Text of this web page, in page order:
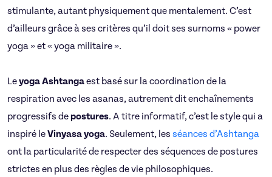
stimulante, autant physiquement que mentalement. C’est
d’ailleurs grâce à ses critères qu’il doit ses surnoms « power
yoga » et « yoga militaire ».
Leyoga Ashtangaest basé sur la coordination de la
respiration avec les asanas, autrement dit enchaînements
progressifs depostures. A titre informatif, c’est le style qui a
inspiré leVinyasa yoga. Seulement, les séances d’Ashtanga
ont la particularité de respecter des séquences de postures
strictes en plus des règles de vie philosophiques.